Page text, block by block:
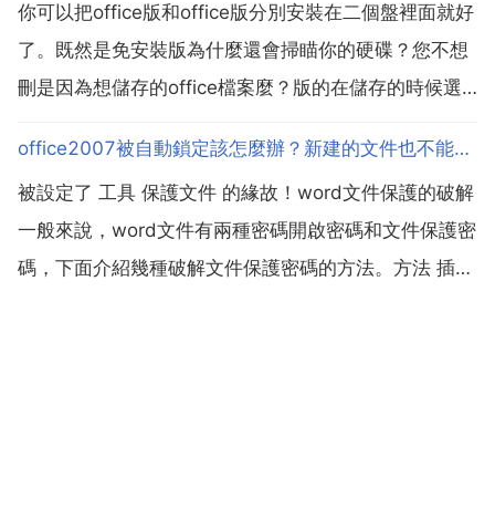
你可以把office版和office版分別安裝在二個盤裡面就好
了。既然是免安裝版為什麼還會掃瞄你的硬碟？您不想
刪是因為想儲存的office檔案麼？版的在儲存的時候選
選單 選其一安裝，或分倆個盤安裝均可。win能不能安
裝office 找到安裝資料夾，點...
office2007被自動鎖定該怎麼辦？新建的文件也不能寫字。。。哪位仁兄幫幫忙？
被設定了 工具 保護文件 的緣故！word文件保護的破解
一般來說，word文件有兩種密碼開啟密碼和文件保護密
碼，下面介紹幾種破解文件保護密碼的方法。方法 插入